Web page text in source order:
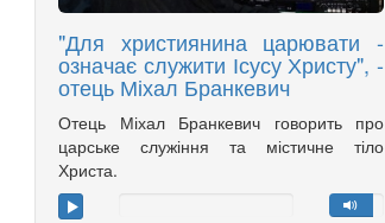
"Для християнина царювати -
означає служити Ісусу Христу", -
отець Міхал Бранкевич
Отець Міхал Бранкевич говорить про
царське служіння та містичне тіло
Христа.